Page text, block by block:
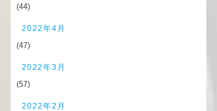
(44)
2022年4月
(47)
2022年3月
(57)
2022年2月